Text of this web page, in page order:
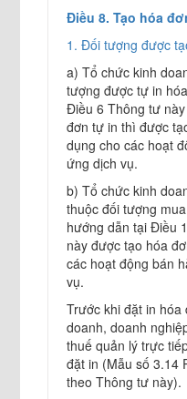
Điều 8. Tạo hóa
1. Đối tượng được
a) Tổ chức kinh
tượng được tự in
Điều 6 Thông tư
đơn tự in thì được
dụng cho các hoạt
ứng dịch vụ.
b) Tổ chức kinh
thuộc đối tượng
hướng dẫn tại Điều
này được tạo hóa
các hoạt động bán
vụ.
Trước khi đặt in
doanh, doanh
thuế quản lý trực
đặt in (Mẫu số 3.14
theo Thông tư này).